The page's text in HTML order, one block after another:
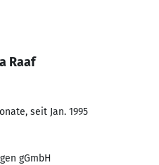
Raaf
seit Jan. 1995
gGmbH